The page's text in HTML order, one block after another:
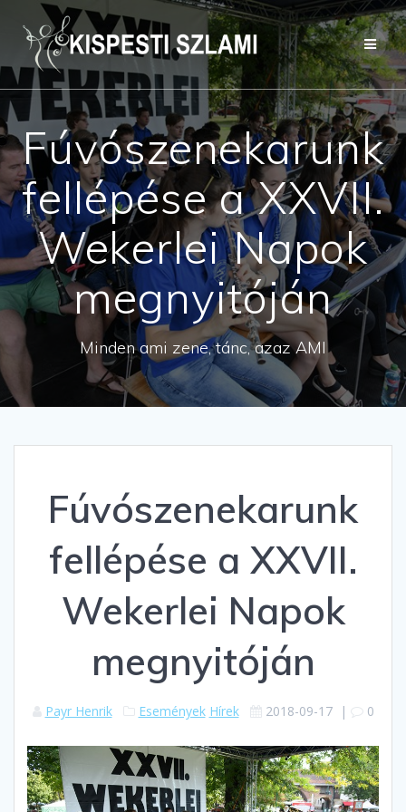
Skip
to
content
Fúvószenekarunk
fellépése a XXVII.
Wekerlei Napok
megnyitóján
Minden ami zene, tánc, azaz AMI
Fúvószenekarunk
fellépése a XXVII.
Wekerlei Napok
megnyitóján
Payr Henrik Események Hírek 2018-09-17| 0